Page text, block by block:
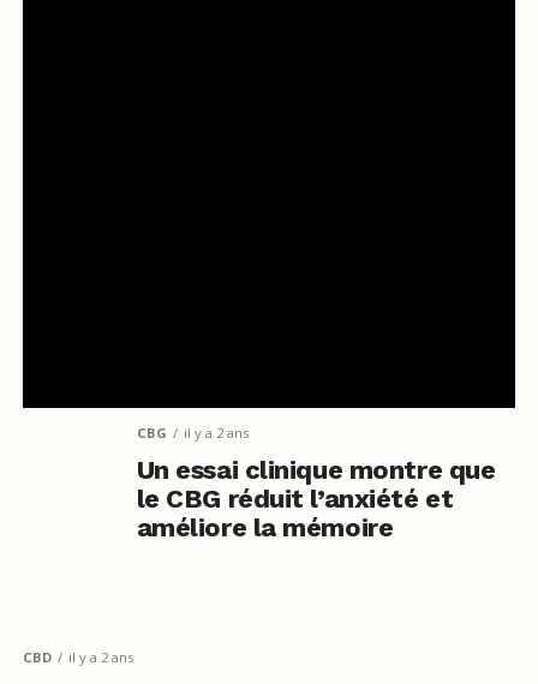
CBG il y a 2 ans
Un essai clinique montre que
le CBG réduit l’anxiété et
améliore la mémoire
CBD il y a 2 ans